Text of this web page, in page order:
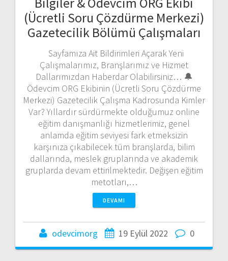
(Ücretli Soru Çözdürme Merkezi)
Gazetecilik Bölümü Çalışmaları
Sayfamıza Ait Bildirimleri Açarak Yeni
Çalışmalarımız, Branşlarımız ve Hizmet
Dallarımızdan Haberdar Olabilirsiniz… 🔔
Ödevcim ORG Ekibinin (Ücretli Soru Çözdürme
Merkezi) Gazetecilik Çalışma Kadrosunda Kimler
Var? Yıllardır sürdürmekte olduğumuz online
eğitim danışmanlığı hizmetlerimiz, genel
anlamda eğitim seviyesi fark etmeksizin
karşınıza çıkabilecek tüm branşlarda, bilim
dallarında, meslek gruplarında ve akademik
gruplarda devam ettirilmektedir. Değişen eğitim
metotları,…
DEVAMI
odevcimorg 19 Eylül 2022 0